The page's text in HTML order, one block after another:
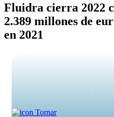
Fluidra cierra 2022
2.389 millones de
en 2021
Tornar